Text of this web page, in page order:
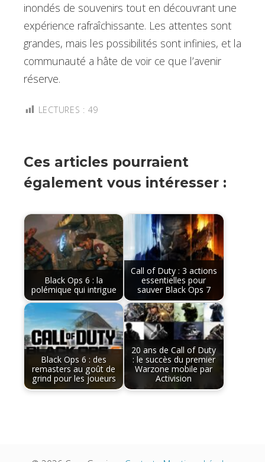
inondés de souvenirs tout en découvrant une
expérience rafraîchissante. Les attentes sont
grandes, mais les possibilités sont infinies, et la
communauté a hâte de voir ce que l’avenir
réserve.
LECTURES : 49
Ces articles pourraient
également vous intéresser :
Black Ops 6 : la
polémique qui intrigue
Call of Duty : 3 actions
essentielles pour
sauver Black Ops 7
Black Ops 6 : des
remasters au goût de
grind pour les joueurs
20 ans de Call of Duty
: le succès du premier
Warzone mobile par
Activision